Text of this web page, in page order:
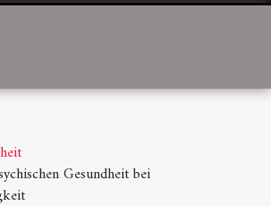
Gesundheit bei